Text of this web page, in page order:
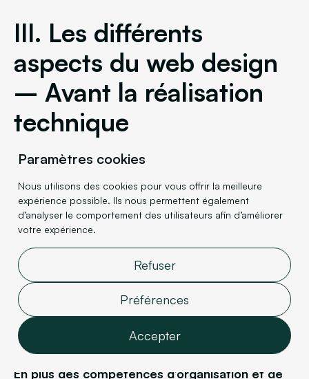
III. Les différents
aspects du web design
– Avant la réalisation
technique
A. La gestion de projet
être en mesure d’assurer un excellent suivi de ce
dernier.Il est donc primordial d’avoir un chef de
projet dédié
. Celui-ci pourra être, selon l’ampleur
du projet concerné, un product manager, product
owner ou encore un designer.
En plus des compétences d’organisation et de
Paramètres cookies
Nous utilisons des cookies pour vous offrir la meilleure
expérience possible. Ils nous permettent également
d’analyser le comportement des utilisateurs afin d’améliorer
votre expérience.
Refuser
Préférences
Accepter